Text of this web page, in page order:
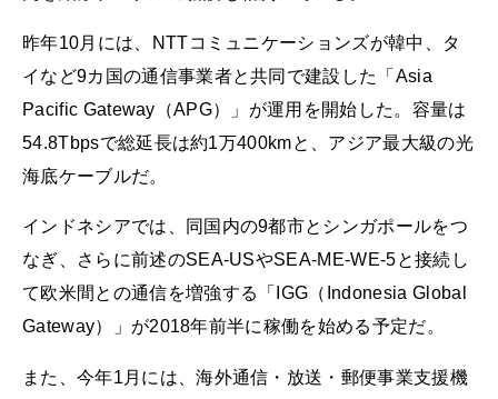
昨年10月には、NTTコミュニケーションズが韓中、タ
イなど9カ国の通信事業者と共同で建設した「Asia
Pacific Gateway（APG）」が運用を開始した。容量は
54.8Tbpsで総延長は約1万400kmと、アジア最大級の光
海底ケーブルだ。
インドネシアでは、同国内の9都市とシンガポールをつ
なぎ、さらに前述のSEA-USやSEA-ME-WE-5と接続し
て欧米間との通信を増強する「IGG（Indonesia Global
Gateway）」が2018年前半に稼働を始める予定だ。
また、今年1月には、海外通信・放送・郵便事業支援機